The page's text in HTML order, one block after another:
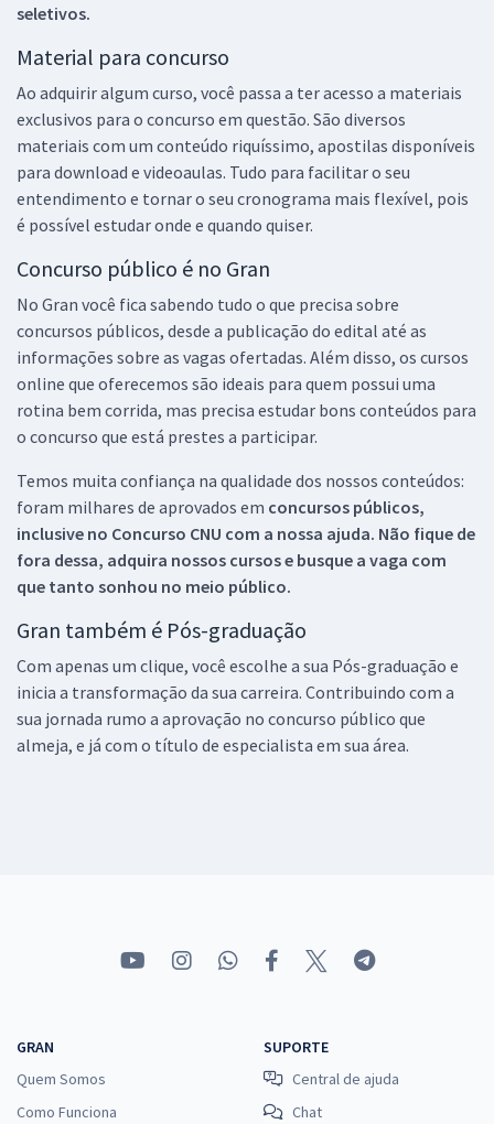
seletivos.
Material para concurso
Ao adquirir algum curso, você passa a ter acesso a materiais
exclusivos para o concurso em questão. São diversos
materiais com um conteúdo riquíssimo, apostilas disponíveis
para download e videoaulas. Tudo para facilitar o seu
entendimento e tornar o seu cronograma mais flexível, pois
é possível estudar onde e quando quiser.
Concurso público é no Gran
No Gran você fica sabendo tudo o que precisa sobre
concursos públicos, desde a publicação do edital até as
informações sobre as vagas ofertadas. Além disso, os cursos
online que oferecemos são ideais para quem possui uma
rotina bem corrida, mas precisa estudar bons conteúdos para
o concurso que está prestes a participar.
Temos muita confiança na qualidade dos nossos conteúdos:
foram milhares de aprovados em concursos públicos,
inclusive no Concurso CNU com a nossa ajuda. Não fique de
fora dessa, adquira nossos cursos e busque a vaga com
que tanto sonhou no meio público.
Gran também é Pós-graduação
Com apenas um clique, você escolhe a sua Pós-graduação e
inicia a transformação da sua carreira. Contribuindo com a
sua jornada rumo a aprovação no concurso público que
almeja, e já com o título de especialista em sua área.
GRAN
Quem Somos
Como Funciona
SUPORTE
Central de ajuda
Chat